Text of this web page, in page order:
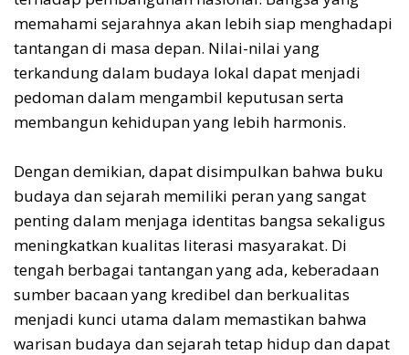
memahami sejarahnya akan lebih siap menghadapi
tantangan di masa depan. Nilai-nilai yang
terkandung dalam budaya lokal dapat menjadi
pedoman dalam mengambil keputusan serta
membangun kehidupan yang lebih harmonis.
Dengan demikian, dapat disimpulkan bahwa buku
budaya dan sejarah memiliki peran yang sangat
penting dalam menjaga identitas bangsa sekaligus
meningkatkan kualitas literasi masyarakat. Di
tengah berbagai tantangan yang ada, keberadaan
sumber bacaan yang kredibel dan berkualitas
menjadi kunci utama dalam memastikan bahwa
warisan budaya dan sejarah tetap hidup dan dapat